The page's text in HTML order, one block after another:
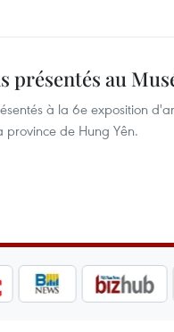
présentés au
à la 6e exposition
de Hung Yên.